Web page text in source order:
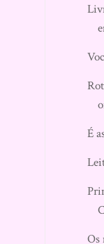
É
Os